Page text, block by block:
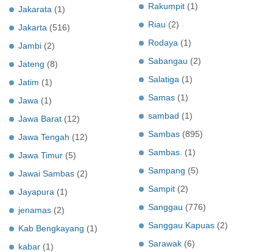
Jakarata (1)
Jakarta (516)
Jambi (2)
Jateng (8)
Jatim (1)
Jawa (1)
Jawa Barat (12)
Jawa Tengah (12)
Jawa Timur (5)
Jawai Sambas (2)
Jayapura (1)
jenamas (2)
Kab Bengkayang (1)
kabar (1)
Rakumpit (1)
Riau (2)
Rodaya (1)
Sabangau (2)
Salatiga (1)
Samas (1)
sambad (1)
Sambas (895)
Sambas. (1)
Sampang (5)
Sampit (2)
Sanggau (776)
Sanggau Kapuas (2)
Sarawak (6)